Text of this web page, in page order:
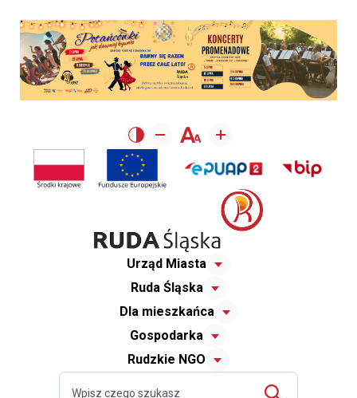
Urząd Miasta
Ruda Śląska
Dla mieszkańca
Gospodarka
Rudzkie NGO